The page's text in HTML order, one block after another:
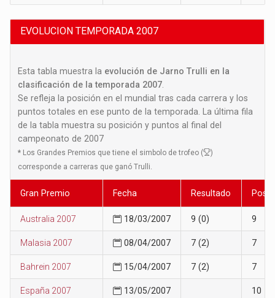
EVOLUCION TEMPORADA 2007
Esta tabla muestra la evolución de Jarno Trulli en la
clasificación de la temporada 2007
Se refleja la posición en el mundial tras cada carrera y los
puntos totales en ese punto de la temporada. La última fila
de la tabla muestra su posición y puntos al final del
campeonato de 2007
* Los Grandes Premios que tiene el simbolo de trofeo (
)
corresponde a carreras que ganó Trulli.
Gran Premio Fecha Resultado
Australia 2007 18/03/2007 9 (0) 9
Malasia 2007 08/04/2007 7 (2) 7
Bahrein 2007 15/04/2007 7 (2) 7
España 2007 13/05/2007 10